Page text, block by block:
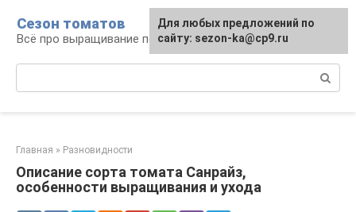
контенту
Сезон томатов
Всё про выращивание помидоров
Главная » Разновидности
Описание сорта томата Санрайз,
особенности выращивания и ухода
Для любых предложений по
сайту: sezon-ka@cp9.ru